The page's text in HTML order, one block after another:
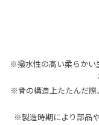
※撥水性の高い柔らかい
※骨の構造上たたんだ際
※製造時期により部品